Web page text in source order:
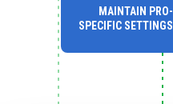
MAINTAIN PRO-
SPECIFIC SETTINGS